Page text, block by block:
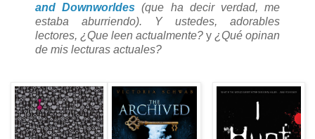
and Downworldes (que ha decir verdad, me
estaba aburriendo). Y ustedes, adorables
lectores, ¿Que leen actualmente? y ¿Qué opinan
de mis lecturas actuales?